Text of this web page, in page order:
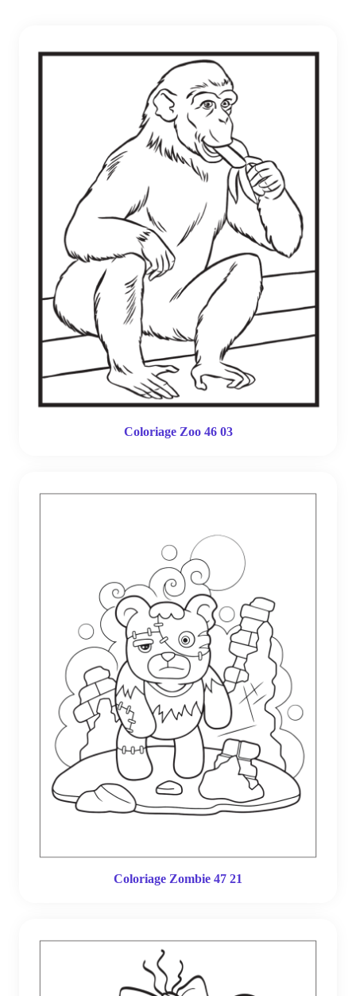
Coloriage Zoo 46 03
Coloriage Zombie 47 21